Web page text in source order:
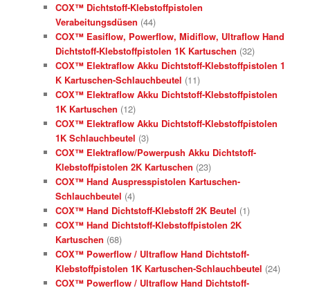
COX™ Dichtstoff-Klebstoffpistolen
Verabeitungsdüsen (44)
COX™ Easiflow, Powerflow, Midiflow, Ultraflow Hand
Dichtstoff-Klebstoffpistolen 1K Kartuschen (32)
COX™ Elektraflow Akku Dichtstoff-Klebstoffpistolen 1
K Kartuschen-Schlauchbeutel (11)
COX™ Elektraflow Akku Dichtstoff-Klebstoffpistolen
1K Kartuschen (12)
COX™ Elektraflow Akku Dichtstoff-Klebstoffpistolen
1K Schlauchbeutel (3)
COX™ Elektraflow/Powerpush Akku Dichtstoff-
Klebstoffpistolen 2K Kartuschen (23)
COX™ Hand Auspresspistolen Kartuschen-
Schlauchbeutel (4)
COX™ Hand Dichtstoff-Klebstoff 2K Beutel (1)
COX™ Hand Dichtstoff-Klebstoffpistolen 2K
Kartuschen (68)
COX™ Powerflow / Ultraflow Hand Dichtstoff-
Klebstoffpistolen 1K Kartuschen-Schlauchbeutel (24)
COX™ Powerflow / Ultraflow Hand Dichtstoff-